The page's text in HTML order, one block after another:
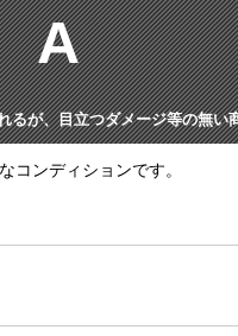
A
るが、目立つダメージ等の無い
コンディションです。